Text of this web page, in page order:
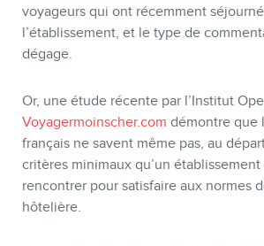
voyageurs qui ont récemment
l’établissement, et le type de
dégage.
Or, une étude récente par l’Institut
Voyagermoinscher.com démontre que
français ne savent même pas, au
critères minimaux qu’un
rencontrer pour satisfaire aux normes
hôtelière.